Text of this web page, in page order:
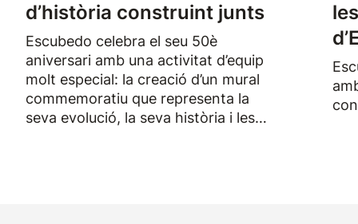
d’història construint junts
Escubedo celebra el seu 50è
aniversari amb una activitat d’equip
molt especial: la creació d’un mural
commemoratiu que representa la
seva evolució, la seva història i les